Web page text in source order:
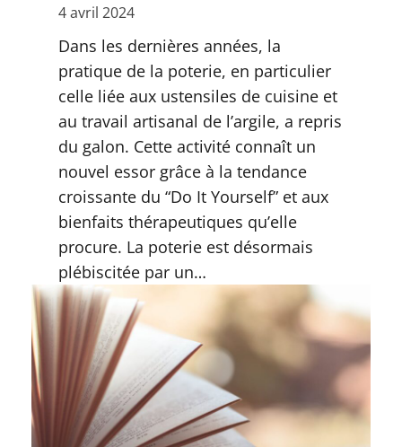
4 avril 2024
Dans les dernières années, la
pratique de la poterie, en particulier
celle liée aux ustensiles de cuisine et
au travail artisanal de l’argile, a repris
du galon. Cette activité connaît un
nouvel essor grâce à la tendance
croissante du “Do It Yourself” et aux
bienfaits thérapeutiques qu’elle
procure. La poterie est désormais
plébiscitée par un…